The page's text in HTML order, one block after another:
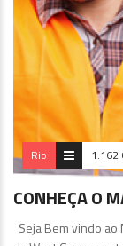
Rio 1.162
CONHEÇA O
Seja Bem vindo ao